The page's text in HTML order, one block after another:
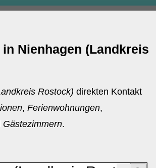
Nienhagen (Landkreis
Rostock) direkten Kontakt
,Ferienwohnungen,
Gästezimmern.